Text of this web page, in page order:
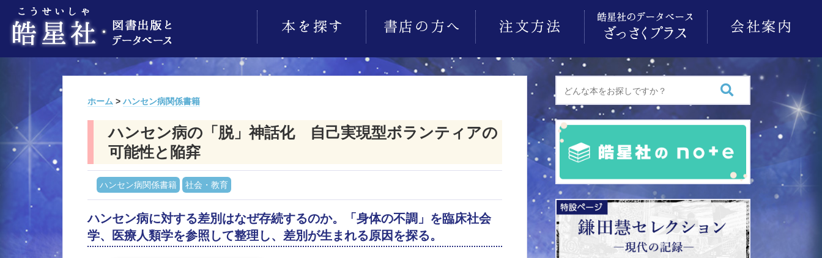
ホーム > ハンセン病関係書籍
ハンセン病の「脱」神話化 自己実現型ボランティアの
可能性と陥穽
ハンセン病関係書籍 社会・教育
ハンセン病に対する差別はなぜ存続するのか。「身体の不調」を臨床社会
学、医療人類学を参照して整理し、差別が生まれる原因を探る。